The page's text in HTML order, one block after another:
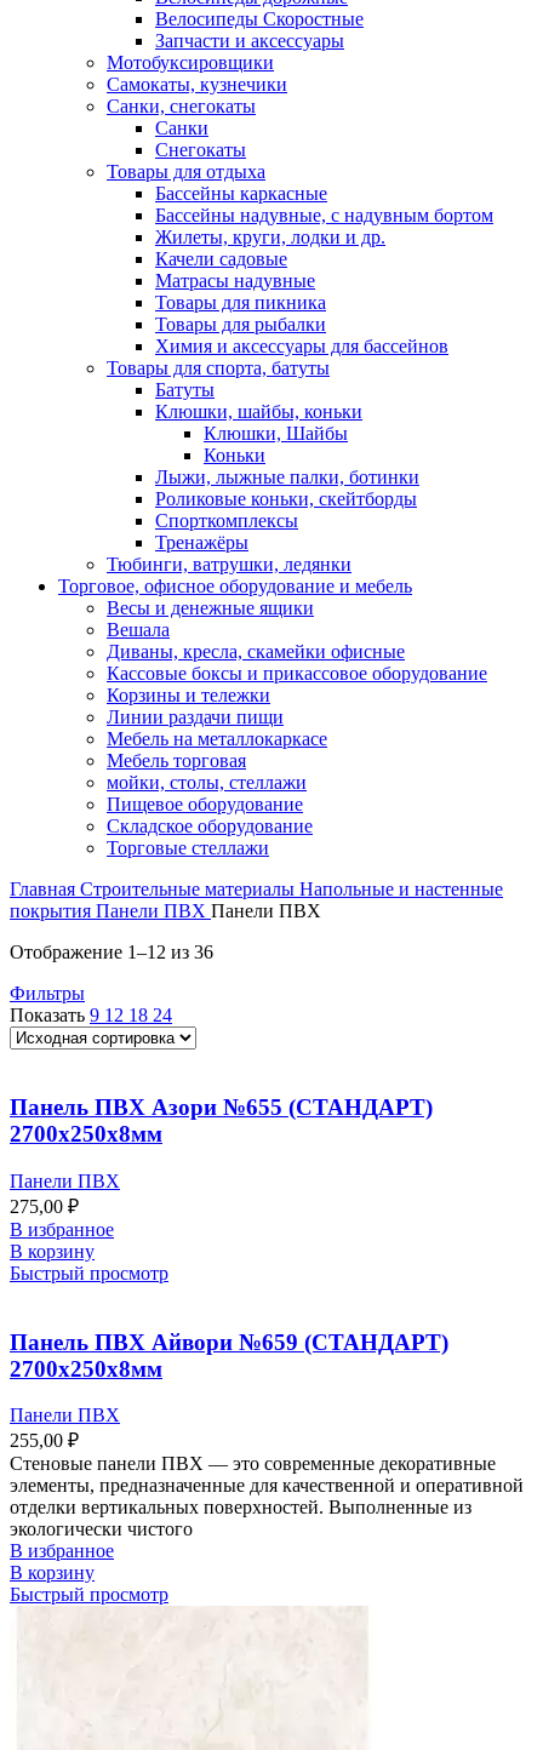
Велосипеды Скоростные
Запчасти и аксессуары
Мотобуксировщики
Самокаты, кузнечики
Санки, снегокаты
Санки
Снегокаты
Товары для отдыха
Бассейны каркасные
Бассейны надувные, с надувным бортом
Жилеты, круги, лодки и др.
Качели садовые
Матрасы надувные
Товары для пикника
Товары для рыбалки
Химия и аксессуары для бассейнов
Товары для спорта, батуты
Батуты
Клюшки, шайбы, коньки
Клюшки, Шайбы
Коньки
Лыжи, лыжные палки, ботинки
Роликовые коньки, скейтборды
Спорткомплексы
Тренажёры
Тюбинги, ватрушки, ледянки
Торговое, офисное оборудование и мебель
Весы и денежные ящики
Вешала
Диваны, кресла, скамейки офисные
Кассовые боксы и прикассовое оборудование
Корзины и тележки
Линии раздачи пищи
Мебель на металлокаркасе
Мебель торговая
мойки, столы, стеллажи
Пищевое оборудование
Складское оборудование
Торговые стеллажи
Главная Строительные материалы Напольные и настенные
покрытия Панели ПВХ Панели ПВХ
Отображение 1–12 из 36
Фильтры
Показать 9 12 18 24
Панель ПВХ Азори №655 (СТАНДАРТ)
2700х250х8мм
Панели ПВХ
275,00 ₽
В избранное
В корзину
Быстрый просмотр
Панель ПВХ Айвори №659 (СТАНДАРТ)
2700х250х8мм
Панели ПВХ
255,00 ₽
Стеновые панели ПВХ — это современные декоративные
элементы, предназначенные для качественной и оперативной
отделки вертикальных поверхностей. Выполненные из
экологически чистого
В избранное
В корзину
Быстрый просмотр